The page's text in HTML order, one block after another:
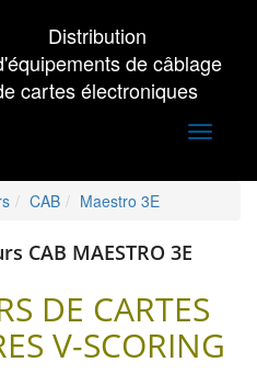
Distribution
de câblage
cartes électroniques
Toggle
CAB Maestro 3E
CAB MAESTRO 3E
DE CARTES
V-SCORING